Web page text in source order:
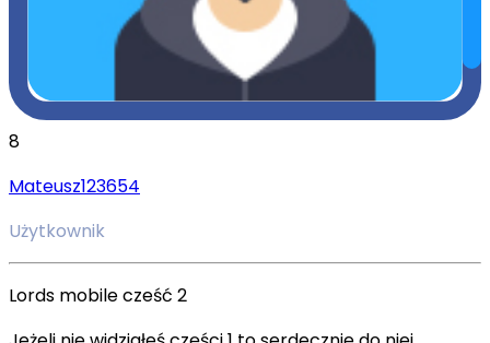
8
Mateusz123654
Użytkownik
Lords mobile cześć 2